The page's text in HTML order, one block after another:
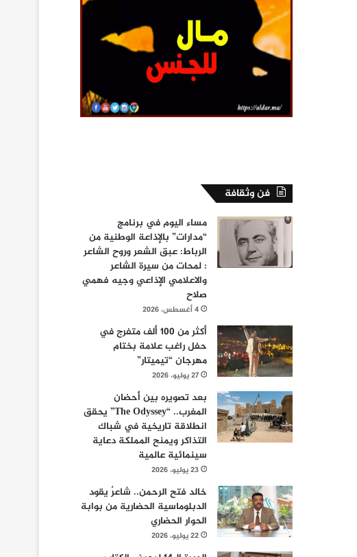
فن وثقافة
مساء اليوم في برنامج
“مدارات” بالإذاعة الوطنية من
الرباط: عبق الشعر وروح الشاعر
: لمحات من سيرة الشاعر
والاعلامي الإذاعي وجيه فهمي
صلاح
4 أغسطس، 2026
أكثر من 100 ألف متفرج في
حفل راغب علامة بختام
مهرجان “تيميتار”
27 يوليو، 2026
بعد تصويره بين أحضان
المغرب.. “The Odyssey” يحقق
انطلاقة تاريخية في شباك
التذاكر ويمنح المملكة دعاية
سينمائية عالمية
23 يوليو، 2026
خالد فتح الرحمن.. شاعرٌ يقود
الدبلوماسية الحضارية من بوابة
الحوار الحضاري
22 يوليو، 2026